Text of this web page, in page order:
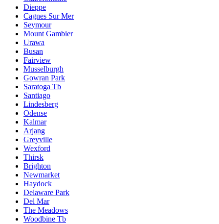
Dieppe
Cagnes Sur Mer
Seymour
Mount Gambier
Urawa
Busan
Fairview
Musselburgh
Gowran Park
Saratoga Tb
Santiago
Lindesberg
Odense
Kalmar
Arjang
Greyville
Wexford
Thirsk
Brighton
Newmarket
Haydock
Delaware Park
Del Mar
The Meadows
Woodbine Tb